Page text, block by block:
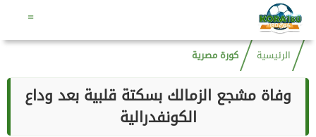
=
الرئيسية كورة مصرية
وفاة مشجع الزمالك بسكتة قلبية بعد وداع
الكونفدرالية